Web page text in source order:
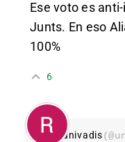
Ese voto es
Junts. En eso
100%
6
univadis